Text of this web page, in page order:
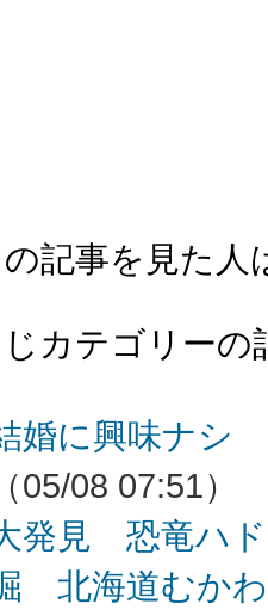
の記事を見た人
じカテゴリーの
婚に興味ナシ
（05/08 07:51）
発見 恐竜ハド
北海道むか